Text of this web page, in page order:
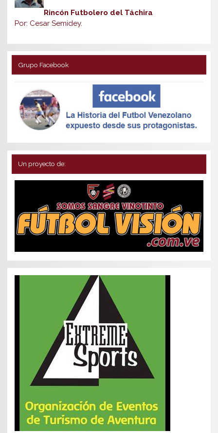
Rincón Futbolero del Táchira
Por: Cesar Semidey.
Grupo Facebook
Un proyecto de: